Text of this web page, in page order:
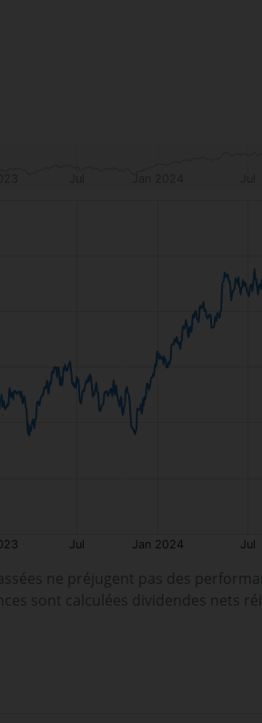
ne préjugent pas des
sont calculées dividendes nets